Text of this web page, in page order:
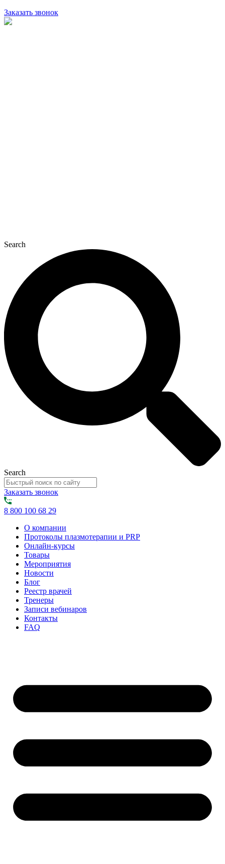
Заказать звонок
Search
Search
Заказать звонок
8 800 100 68 29
О компании
Протоколы плазмотерапии и PRP
Онлайн-курсы
Товары
Мероприятия
Новости
Блог
Реестр врачей
Тренеры
Записи вебинаров
Контакты
FAQ